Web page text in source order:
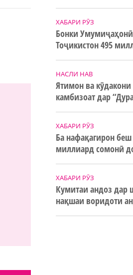
ХАБАРИ РӮЗ
Бонки
Тоҷикистон 495
НАСЛИ НАВ
Ятимон ва
камбизоат дар
ХАБАРИ РӮЗ
Ба нафақагирон беш
миллиард сомонӣ
ХАБАРИ РӮЗ
Кумитаи андоз
нақшаи воридоти